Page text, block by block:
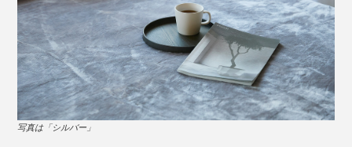
どんな繊維も水分を吸うと、「吸着熱」を出しますが
（バスタオルで濡れた体を拭くと、ホワッと暖かくなり
ますね、あの熱です）、本品の素材は、その機能を高め
た「サーモ4000ウルトラソフト モイスト（TM）」。
写真は「シルバー」